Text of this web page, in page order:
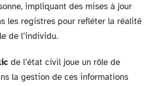
impliquant des mises à jour
les registres pour refléter la réalité
de l’individu.
de l’état civil joue un rôle de
la gestion de ces informations